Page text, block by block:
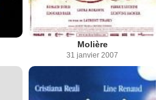
Molière
31 janvier 2007